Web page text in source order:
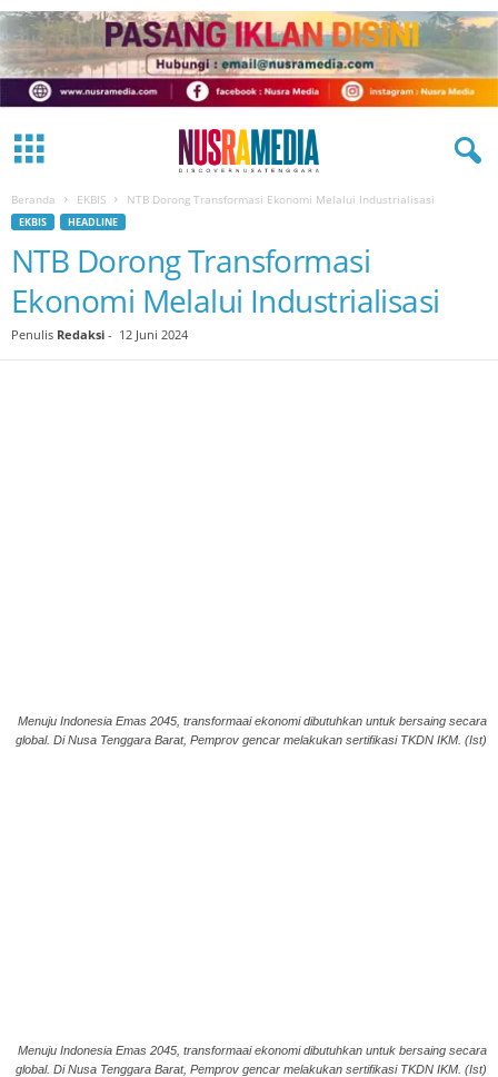
Beranda EKBIS NTB Dorong Transformasi Ekonomi Melalui Industrialisasi
EKBIS HEADLINE
NTB Dorong Transformasi
Ekonomi Melalui Industrialisasi
Penulis Redaksi - 12 Juni 2024
Menuju Indonesia Emas 2045, transformaai ekonomi dibutuhkan untuk bersaing secara
global. Di Nusa Tenggara Barat, Pemprov gencar melakukan sertifikasi TKDN IKM. (Ist)
Menuju Indonesia Emas 2045, transformaai ekonomi dibutuhkan untuk bersaing secara
global. Di Nusa Tenggara Barat, Pemprov gencar melakukan sertifikasi TKDN IKM. (Ist)